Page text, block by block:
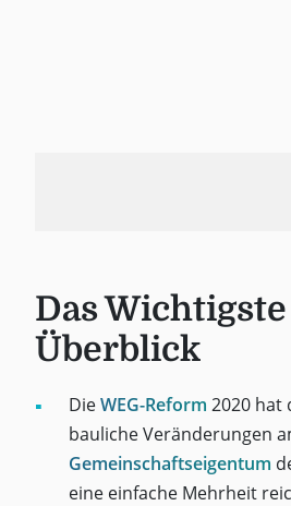
Das
Überblick
DieWEG-Reform 2020 hat
bauliche Veränderungen
Gemeinschaftseigentum
eine einfache Mehrheit